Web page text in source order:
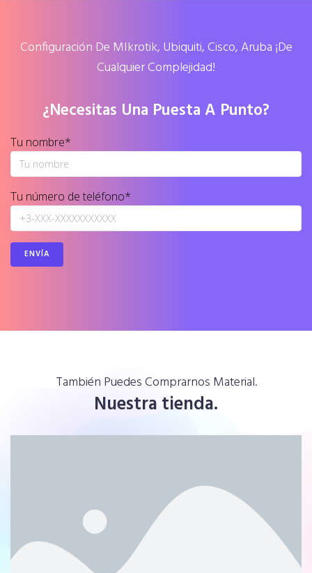
Configuración De MIkrotik, Ubiquiti, Cisco, Aruba ¡de
Cualquier Complejidad!
¿Necesitas Una Puesta A Punto?
Tu nombre*
Tu número de teléfono*
También Puedes Comprarnos Material.
Nuestra tienda.